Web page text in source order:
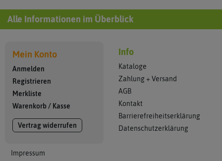
Alle Informationen im Überblick
Mein Konto
Anmelden
Registrieren
Merkliste
Warenkorb / Kasse
Vertrag widerrufen
Impressum
Info
Kataloge
Zahlung + Versand
AGB
Kontakt
Barrierefreiheitserklärung
Datenschutzerklärung